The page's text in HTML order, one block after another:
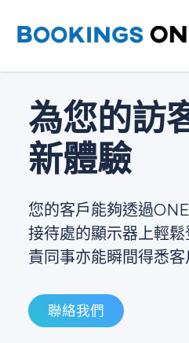
為您的訪
新體驗
您的客戶能夠透過
接待處的顯示器上輕
責同事亦能瞬間得悉客
聯絡我們